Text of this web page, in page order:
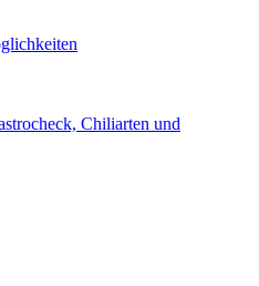
Chiliarten und